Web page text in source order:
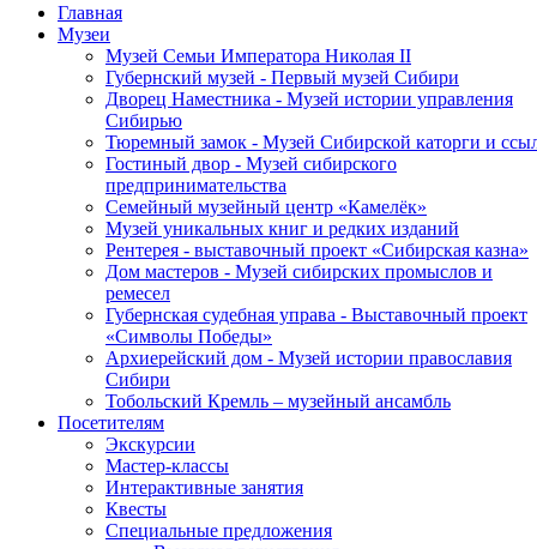
Главная
Музеи
Музей Семьи Императора Николая II
Губернский музей - Первый музей Сибири
Дворец Наместника - Музей истории управления
Сибирью
Тюремный замок - Музей Сибирской каторги и
Гостиный двор - Музей сибирского
предпринимательства
Семейный музейный центр «Камелёк»
Музей уникальных книг и редких изданий
Рентерея - выставочный проект «Сибирская казна»
Дом мастеров - Музей сибирских промыслов и
ремесел
Губернская судебная управа - Выставочный проект
«Символы Победы»
Архиерейский дом - Музей истории православия
Сибири
Тобольский Кремль – музейный ансамбль
Посетителям
Экскурсии
Мастер-классы
Интерактивные занятия
Квесты
Специальные предложения